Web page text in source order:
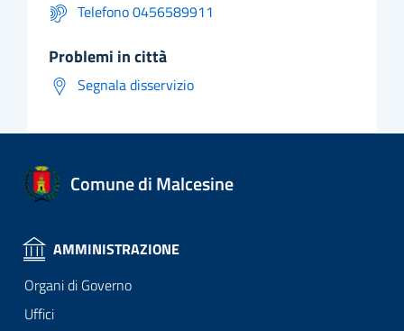
Telefono 0456589911
problemi in città
Segnala disservizio
Comune di Malcesine
AMMINISTRAZIONE
Organi di Governo
Uffici